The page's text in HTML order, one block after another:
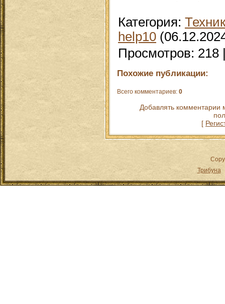
Категория:
help10
Просмотров: 218
Похожие публикации:
Всего комментариев: 0
Добавлять комментарии
[
Трибуна